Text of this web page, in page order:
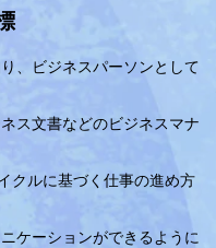
、ビジネスパーソンとして
ス文書などのビジネスマナ
クルに基づく仕事の進め方
ケーションができるように